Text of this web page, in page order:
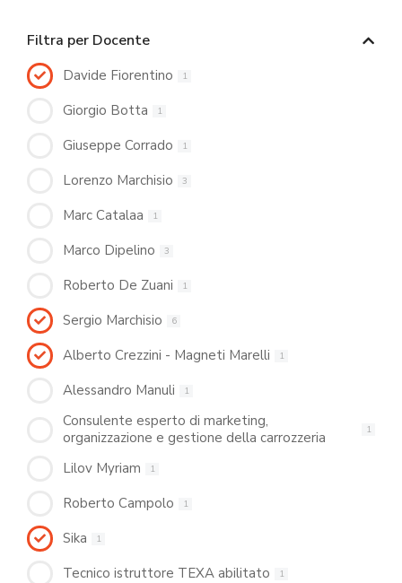
Filtra per Docente
Davide Fiorentino 1
Giorgio Botta 1
Giuseppe Corrado 1
Lorenzo Marchisio 3
Marc Catalaa 1
Marco Dipelino 3
Roberto De Zuani 1
Sergio Marchisio 6
Alberto Crezzini - Magneti Marelli 1
Alessandro Manuli 1
Consulente esperto di marketing,
organizzazione e gestione della carrozzeria
1
Lilov Myriam 1
Roberto Campolo 1
Sika 1
Tecnico istruttore TEXA abilitato 1